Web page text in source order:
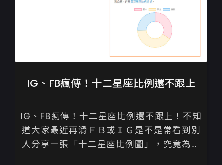
IG、FB瘋傳！十二星座比例還不跟上
IG、FB瘋傳！十二星座比例還不跟上！不知
道大家最近再滑ＦＢ或ＩＧ是不是常看到別
人分享一張「十二星座比例圖」，究竟為何